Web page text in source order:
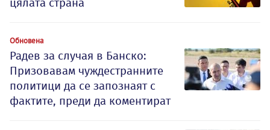
цялата страна
Обновена
Радев за случая в Банско:
Призовавам чуждестранните
политици да се запознаят с
фактите, преди да коментират